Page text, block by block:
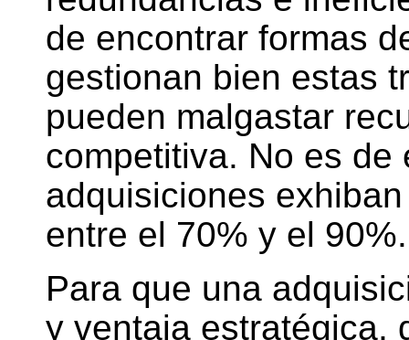
de encontrar formas
gestionan bien estas
pueden malgastar
competitiva. No es de
adquisiciones
entre el 70% y el 90%.
Para que una
y ventaja estratégica,